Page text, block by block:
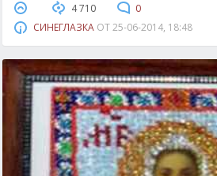
4 710
0
СИНЕГЛАЗКАОТ25-06-2014, 18:48